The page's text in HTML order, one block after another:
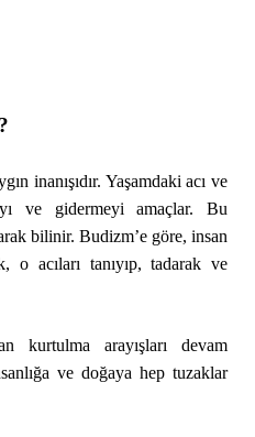
inanışıdır. Yaşamdaki acı ve
ve gidermeyi amaçlar. Bu
bilinir. Budizm’e göre, insan
o acıları tanıyıp, tadarak ve
kurtulma arayışları devam
ve doğaya hep tuzaklar